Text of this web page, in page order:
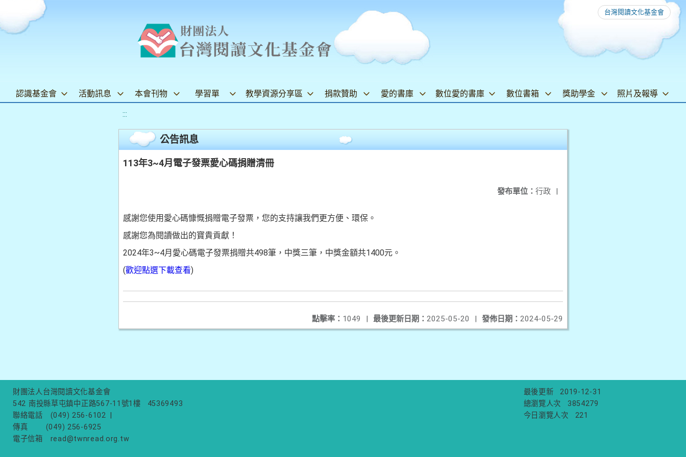
台灣閱讀文化基金會
認識基金會 活動訊息 本會刊物 學習單 教學資源分享區 捐款贊助 愛的書庫 數位愛的書庫 數位書箱 獎助學金 照片及報導
:::
公告訊息
113年3~4月電子發票愛心碼捐贈清冊
發布單位： 行政 |
感謝您使用愛心碼慷慨捐贈電子發票，您的支持讓我們更方便、環保。
感謝您為閱讀做出的寶貴貢獻！
2024年3~4月愛心碼電子發票捐贈共498筆，中獎三筆，中獎金額共1400元。
(歡迎點選下載查看)
發佈日期： 2024-05-29
最後更新日期： 2025-05-20 |
點擊率： 1049 |
財團法人台灣閱讀文化基金會
542 南投縣草屯鎮中正路567-11號1樓
45369493
聯絡電話
(049) 256-6102
傳真
(049) 256-6925
電子信箱
read@twnread.org.tw
最後更新
2019-12-31
總瀏覽人次
3854279
今日瀏覽人次
221